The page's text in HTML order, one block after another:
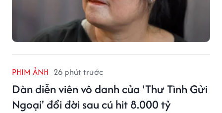
PHIM ẢNH 26 phút trước
Dàn diễn viên vô danh của 'Thư Tình Gửi
Ngoại' đổi đời sau cú hit 8.000 tỷ